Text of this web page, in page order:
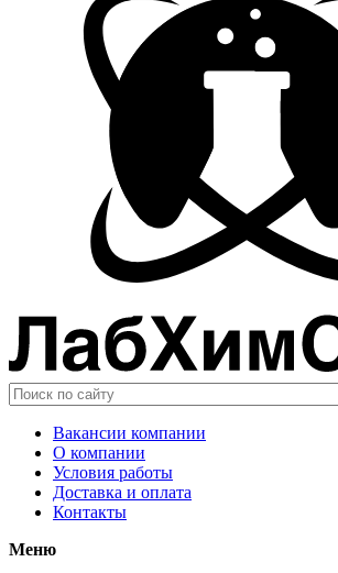
Вакансии компании
О компании
Условия работы
Доставка и оплата
Контакты
Меню